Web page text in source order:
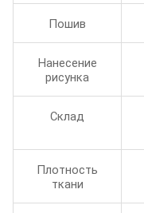
Пошив
Нанесение
рисунка
Склад
Плотность
ткани